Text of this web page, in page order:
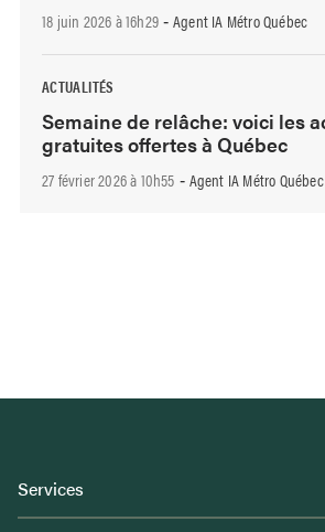
18 juin 2026 à 16h29 - Agent IA Métro Québec
ACTUALITÉS
Semaine de relâche: voici les
gratuites offertes à Québec
27 février 2026 à 10h55 - Agent IA Métro Québec
Services